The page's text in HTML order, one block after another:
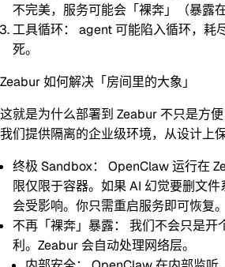
不完美，服务可能会「裸奔」（暴露
工具循环：
agent 可能陷入循环，耗
死。
Zeabur 如何解决「房间里的大象」
这就是为什么部署到 Zeabur 不只是方
我们提供隔离的企业级环境，从设计上
终极 Sandbox：
OpenClaw 运行在
限仅限于容器。如果 AI 幻觉要删文件
会受影响。你只需重启服务即可恢复。
不再「裸奔」暴露：
我们不会只是开
利。Zeabur 会自动处理网络层。